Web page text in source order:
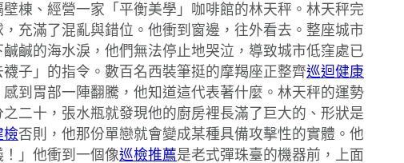
棟、經營一家「平衡美學」咖啡館的林天秤。林天秤完
充滿了混亂與錯位。他衝到窗邊，往外看去。整座城市
鹹的海水淚，他們無法停止地哭泣，導致城市低窪處已
子」的指令。數百名西裝筆挺的摩羯座正整齊巡迴健康
到胃部一陣翻騰，他知道這代表著什麼。林天秤的運勢
二十，張水瓶就發現他的廚房裡長滿了巨大的、形狀是
檢否則，他那份單戀就會變成某種具備攻擊性的實體。他
」他衝到一個像巡檢推薦是老式彈珠臺的機器前，上面